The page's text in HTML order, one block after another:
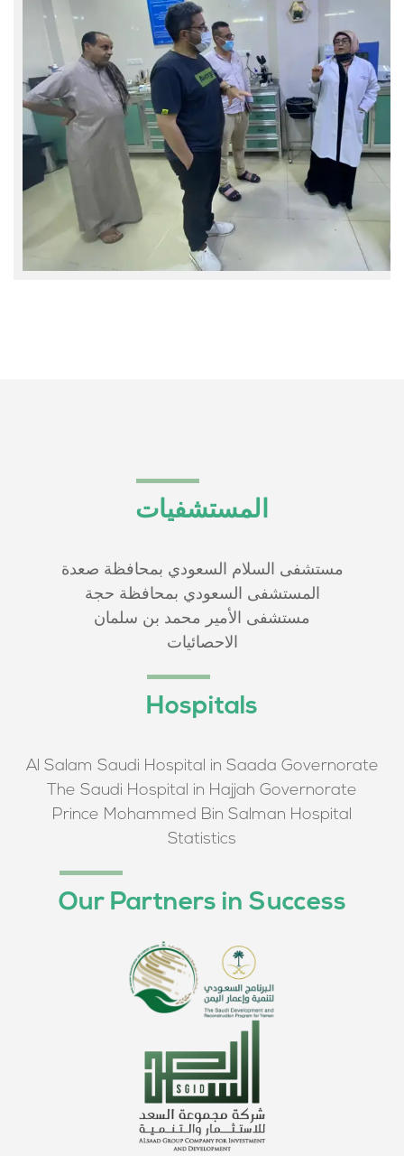
المستشفيات
مستشفى السلام السعودي بمحافظة صعدة
المستشفى السعودي بمحافظة حجة
مستشفى الأمير محمد بن سلمان
الاحصائيات
Hospitals
Al Salam Saudi Hospital in Saada Governorate
The Saudi Hospital in Hajjah Governorate
Prince Mohammed Bin Salman Hospital
Statistics
Our Partners in Success